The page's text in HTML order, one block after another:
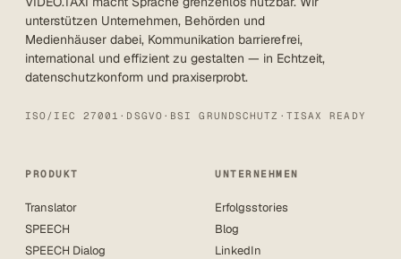
unterstützen Unternehmen, Behörden und
Medienhäuser dabei, Kommunikation barrierefrei,
international und effizient zu gestalten — in Echtzeit,
datenschutzkonform und praxiserprobt.
ISO/IEC 27001 · DSGVO · BSI GRUNDSCHUTZ · TISAX READY
PRODUKT
Translator
SPEECH
SPEECH Dialog
UNTERNEHMEN
Erfolgsstories
Blog
LinkedIn